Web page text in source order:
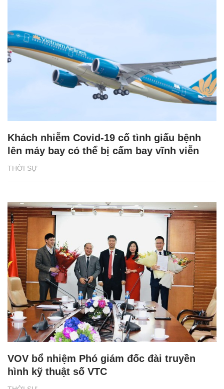
THỜI SỰ
Khách nhiễm Covid-19 cố tình giấu bệnh
lên máy bay có thể bị cấm bay vĩnh viễn
VOV bổ nhiệm Phó giám đốc đài truyền
hình kỹ thuật số VTC